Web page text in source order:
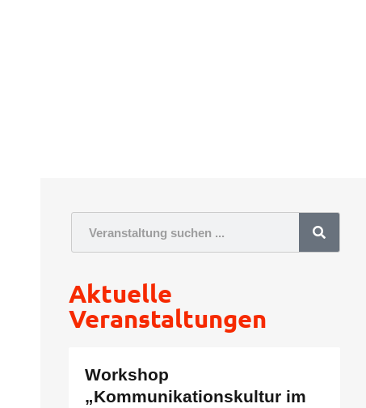
Aktuelle
Veranstaltungen
Workshop
„Kommunikationskultur im